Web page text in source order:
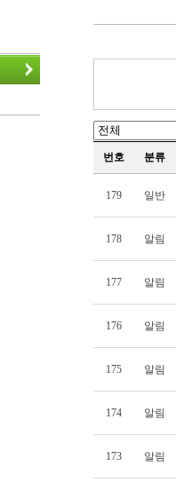
번호 분류
179 일반
178 알림
177 알림
176 알림
175 알림
174 알림
173 알림